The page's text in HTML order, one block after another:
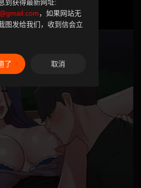
到获得最新网址:
，如果网站无
图发给我们，收到信会立
了 取消